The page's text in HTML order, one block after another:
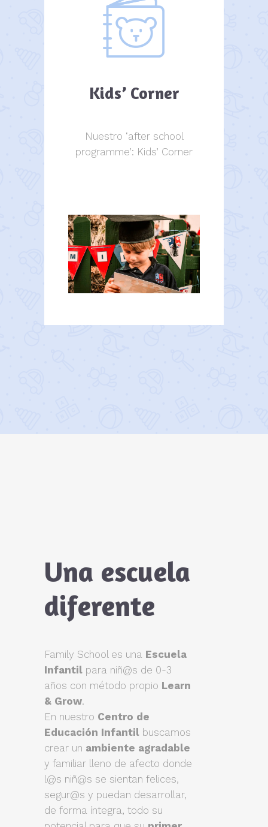
Kids’ Corner
Nuestro ‘after school
programme’: Kids’ Corner
Una escuela
diferente
Family School es una Escuela
Infantil para niñ@s de 0-3
años con método propio Learn
& Grow.
En nuestro Centro de
Educación Infantil buscamos
crear un ambiente agradable
y familiar lleno de afecto donde
l@s niñ@s se sientan felices,
segur@s y puedan desarrollar,
de forma íntegra, todo su